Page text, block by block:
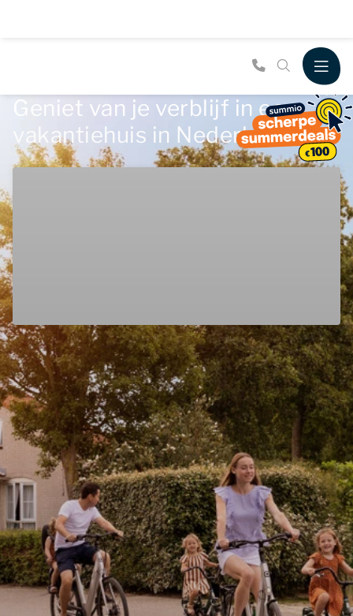
Geniet van je verblijf in een
vakantiehuis in Nederland